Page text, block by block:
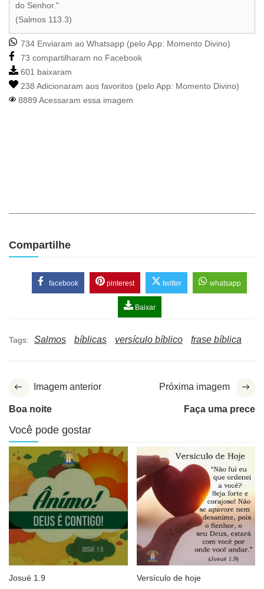
do Senhor."
(Salmos 113.3)
734 Enviaram ao Whatsapp (pelo App: Momento Divino)
73 compartilharam no Facebook
601 baixaram
238 Adicionaram aos favoritos (pelo App: Momento Divino)
8889 Acessaram essa imagem
Compartilhe
facebook pinterest twitter whatsapp
Baixar
Tags: Salmos bíblicas versículo bíblico frase bíblica
Imagem anterior
Boa noite
Próxima imagem
Faça uma prece
Você pode gostar
Josué 1.9 Versículo de hoje